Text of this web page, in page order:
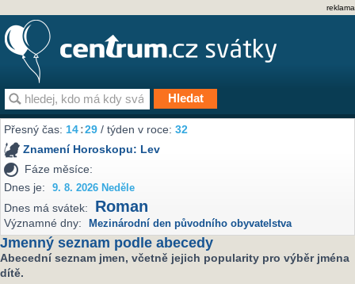
reklama
Přesný čas:14:29 / týden v roce:32
Znamení Horoskopu: Lev
Fáze měsíce:
Dnes je:
9. 8. 2026 Neděle
Dnes má svátek: Roman
Významné dny: Mezinárodní den původního obyvatelstva
Jmenný seznam podle abecedy
Abecední seznam jmen, včetně jejich popularity pro výběr jména
dítě.